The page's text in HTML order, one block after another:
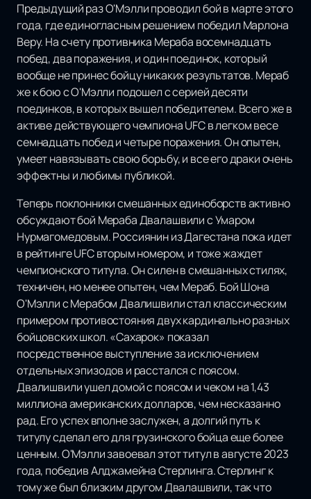
Предыдущий раз О'Мэлли проводил бой в марте этого
года, где единогласным решением победил Марлона
Веру. На счету противника Мераба восемнадцать
побед, два поражения, и один поединок, который
вообще не принес бойцу никаких результатов. Мераб
же к бою с О'Мэлли подошел с серией десяти
поединков, в которых вышел победителем. Всего же в
активе действующего чемпиона UFC в легком весе
семнадцать побед и четыре поражения. Он опытен,
умеет навязывать свою борьбу, и все его драки очень
эффектны и любимы публикой.
Теперь поклонники смешанных единоборств активно
обсуждают бой Мераба Двалашвили с Умаром
Нурмагомедовым. Россиянин из Дагестана пока идет
в рейтинге UFC вторым номером, и тоже жаждет
чемпионского титула. Он силен в смешанных стилях,
техничен, но менее опытен, чем Мераб. Бой Шона
О'Мэлли с Мерабом Двалишвили стал классическим
примером противостояния двух кардинально разных
бойцовских школ. «Сахарок» показал
посредственное выступление за исключением
отдельных эпизодов и расстался с поясом.
Двалишвили ушел домой с поясом и чеком на 1,43
миллиона американских долларов, чем несказанно
рад. Его успех вполне заслужен, а долгий путь к
титулу сделал его для грузинского бойца еще более
ценным. О'Мэлли завоевал этот титул в августе 2023
года, победив Алджамейна Стерлинга. Стерлинг к
тому же был близким другом Двалашвили, так что